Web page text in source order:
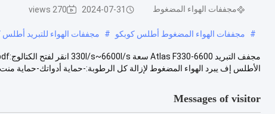
مجففات الهواء المضغوط 2024-07-31
270 views
# مجففات الهواء المضغوط أطلس كوبكو # مجففات الهواء للتبريد أطلس
الأطلس إف يبرد الهواء المضغوط لإزالة كل الرطوبة:-حماية أدواتك-حماية
Messages of visitor